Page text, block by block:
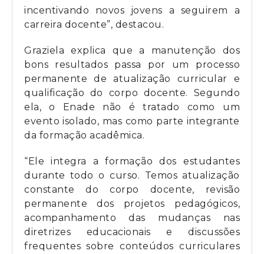
incentivando novos jovens a seguirem a
carreira docente”, destacou.
Graziela explica que a manutenção dos
bons resultados passa por um processo
permanente de atualização curricular e
qualificação do corpo docente. Segundo
ela, o Enade não é tratado como um
evento isolado, mas como parte integrante
da formação acadêmica.
“Ele integra a formação dos estudantes
durante todo o curso. Temos atualização
constante do corpo docente, revisão
permanente dos projetos pedagógicos,
acompanhamento das mudanças nas
diretrizes educacionais e discussões
frequentes sobre conteúdos curriculares